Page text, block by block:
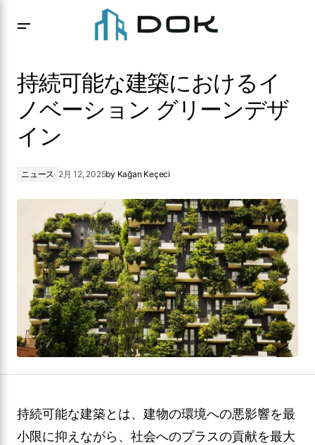
ン
持続可能な建築におけるイ
ノベーション グリーンデザ
イン
ニュース 2月 12, 2025by Kağan Keçeci
持続可能な建築とは、建物の環境への悪影響を最
小限に抑えながら、社会へのプラスの貢献を最大